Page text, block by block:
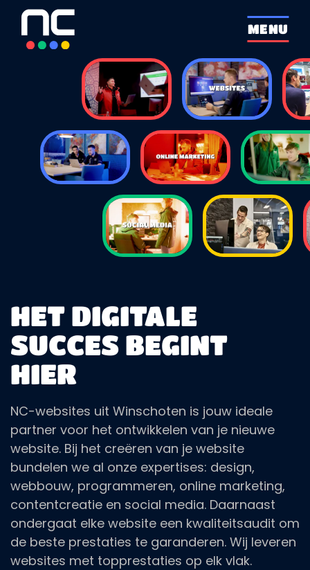
overslaan
MENU
HET DIGITALE
SUCCES BEGINT
HIER
NC-websites uit Winschoten is jouw ideale
partner voor het ontwikkelen van je nieuwe
website. Bij het creëren van je website
bundelen we al onze expertises: design,
webbouw, programmeren, online marketing,
contentcreatie en social media. Daarnaast
ondergaat elke website een kwaliteitsaudit om
de beste prestaties te garanderen. Wij leveren
websites met topprestaties op elk vlak.